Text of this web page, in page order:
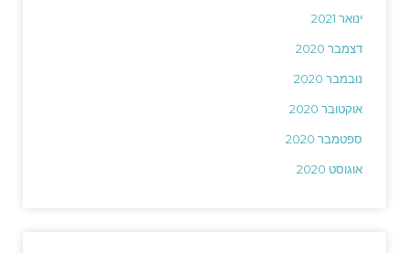
ינואר 2021
דצמבר 2020
נובמבר 2020
אוקטובר 2020
ספטמבר 2020
אוגוסט 2020